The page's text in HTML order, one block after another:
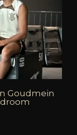
Goudmein